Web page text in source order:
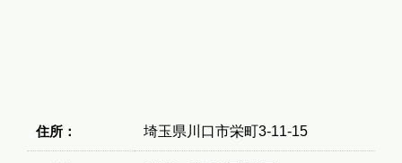
住所： 埼玉県川口市栄町3-11-15